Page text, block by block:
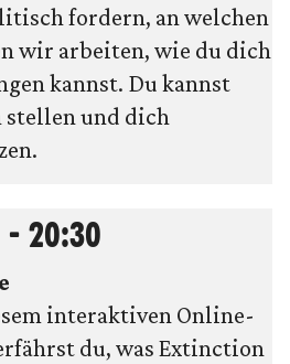
fordern, an welchen
wir arbeiten, wie du dich
kannst. Du kannst
stellen und dich
- 20:30
interaktiven Online-
du, was Extinction